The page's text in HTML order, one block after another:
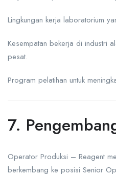
Lingkungan kerja laboratorium
Kesempatan bekerja di industri
pesat.
Program pelatihan untuk
7.
Operator Produksi – Reagent
berkembang ke posisi Senior